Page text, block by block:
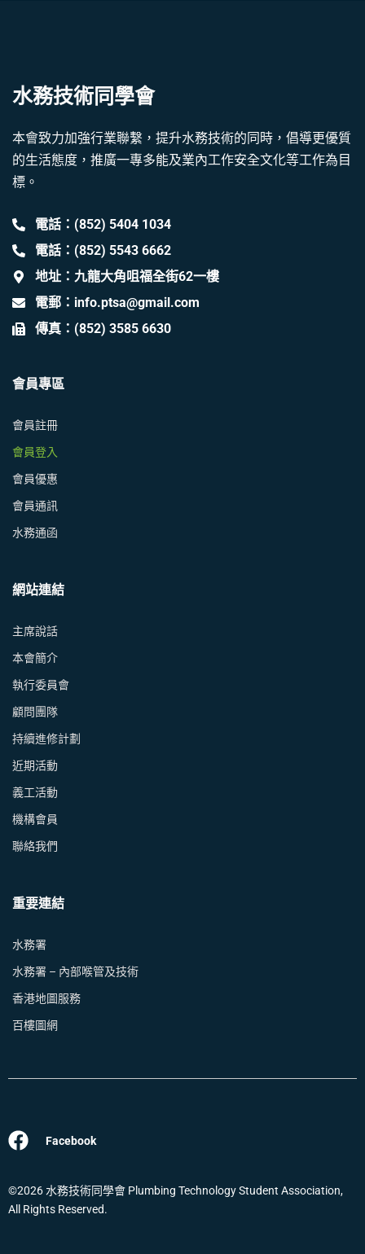
水務技術同學會
本會致力加強行業聯繫，提升水務技術的同時，倡導更優質
的生活態度，推廣一專多能及業內工作安全文化等工作為目
標。
電話：(852) 5404 1034
電話：(852) 5543 6662
地址：九龍大角咀福全街62一樓
電郵：info.ptsa@gmail.com
傳真：(852) 3585 6630
會員專區
會員註冊
會員登入
會員優惠
會員通訊
水務通函
網站連結
主席說話
本會簡介
執行委員會
顧問團隊
持續進修計劃
近期活動
義工活動
機構會員
聯絡我們
重要連結
水務署
水務署 – 內部喉管及技術
香港地圖服務
百樓圖網
Facebook
©2026 水務技術同學會 Plumbing Technology Student Association,
All Rights Reserved.